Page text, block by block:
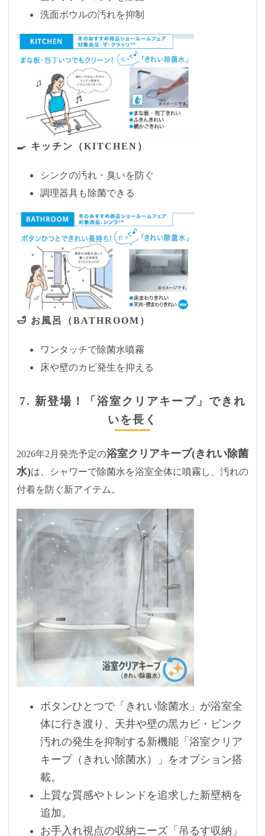
洗面ボウルの汚れを抑制
🍳 キッチン（KITCHEN）
シンクの汚れ・臭いを防ぐ
調理器具も除菌できる
🛁 お風呂（BATHROOM）
ワンタッチで除菌水噴霧
床や壁のカビ発生を抑える
7. 新登場！「浴室クリアキープ」できれ
いを長く
2026年2月発売予定の浴室クリアキープ(きれい除菌
水)は、シャワーで除菌水を浴室全体に噴霧し、汚れの
付着を防ぐ新アイテム。
ボタンひとつで「きれい除菌水」が浴室全
体に行き渡り、天井や壁の黒カビ・ピンク
汚れの発生を抑制する新機能「浴室クリア
キープ（きれい除菌水）」をオプション搭
載。
上質な質感やトレンドを追求した新壁柄を
追加。
お手入れ視点の収納ニーズ「吊るす収納」